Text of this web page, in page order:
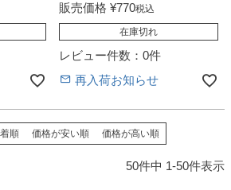
販売価格 ¥770税込
在庫切れ
レビュー件数：0件
再入荷お知らせ
順 価格が安い順 価格が高い順
50件中 1-50件表示